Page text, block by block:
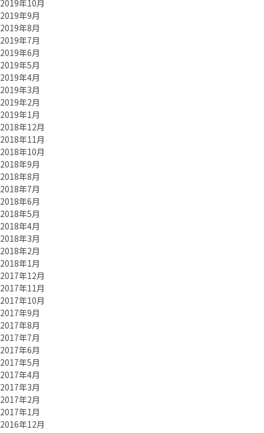
2019年10月
2019年9月
2019年8月
2019年7月
2019年6月
2019年5月
2019年4月
2019年3月
2019年2月
2019年1月
2018年12月
2018年11月
2018年10月
2018年9月
2018年8月
2018年7月
2018年6月
2018年5月
2018年4月
2018年3月
2018年2月
2018年1月
2017年12月
2017年11月
2017年10月
2017年9月
2017年8月
2017年7月
2017年6月
2017年5月
2017年4月
2017年3月
2017年2月
2017年1月
2016年12月